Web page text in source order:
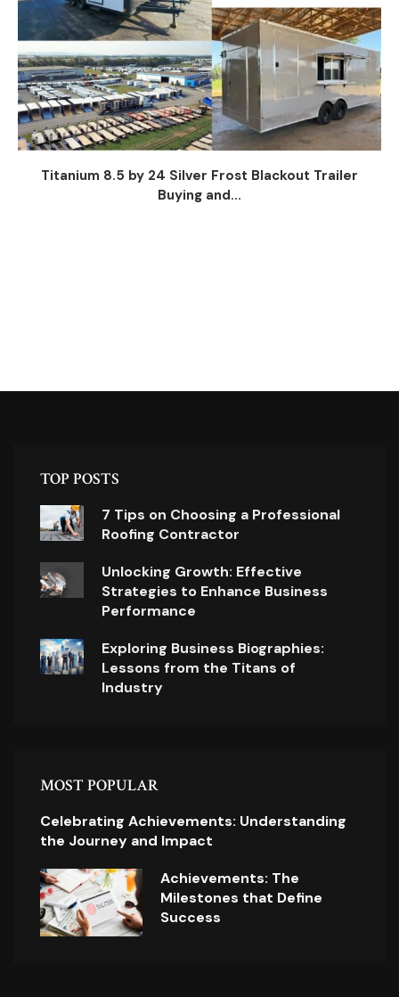
Titanium 8.5 by 24 Silver Frost Blackout Trailer
Buying and...
TOP POSTS
7 Tips on Choosing a Professional
Roofing Contractor
Unlocking Growth: Effective
Strategies to Enhance Business
Performance
Exploring Business Biographies:
Lessons from the Titans of
Industry
MOST POPULAR
Celebrating Achievements: Understanding
the Journey and Impact
Achievements: The
Milestones that Define
Success